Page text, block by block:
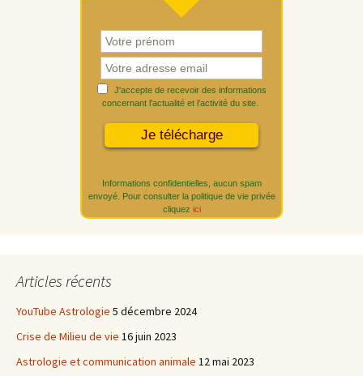
J'accepte de recevoir des informations
concernant l'actualité et l'activité du site.
Informations confidentielles, aucun spam
envoyé. Pour consulter la politique de vie privée
cliquez ici
Articles récents
YouTube Astrologie 5 décembre 2024
Crise de Milieu de vie 16 juin 2023
Astrologie et communication animale 12 mai 2023